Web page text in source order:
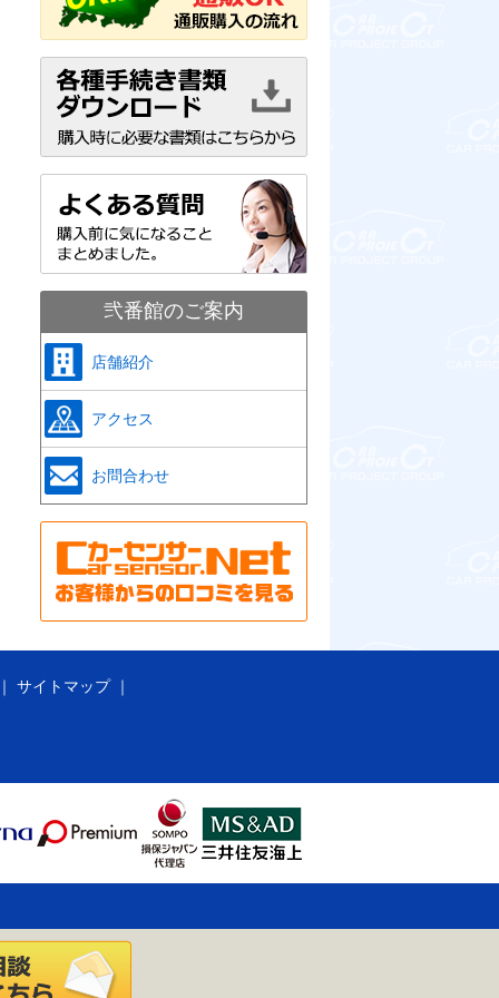
弐番館のご案内
店舗紹介
アクセス
お問合わせ
サイトマップ